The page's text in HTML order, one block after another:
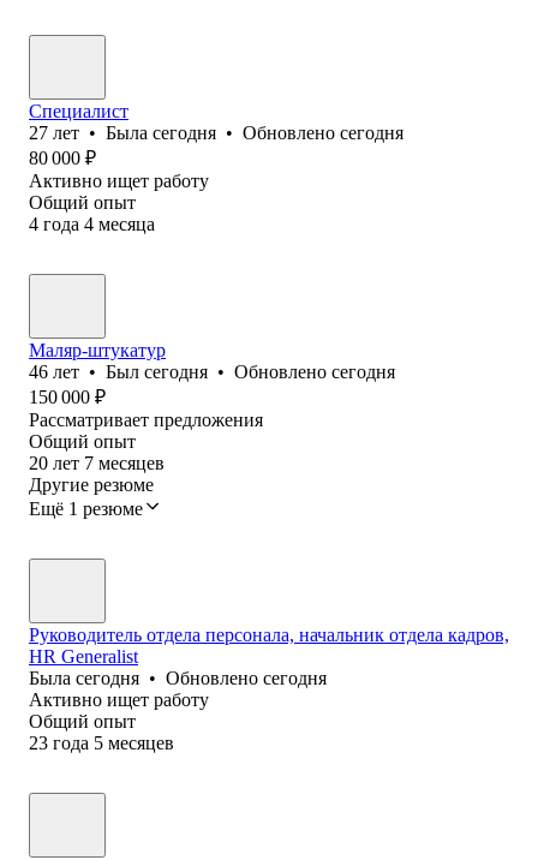
Специалист
27 лет • Была сегодня • Обновлено сегодня
80 000 ₽
Активно ищет работу
Общий опыт
4 года 4 месяца
Маляр-штукатур
46 лет • Был сегодня • Обновлено сегодня
150 000 ₽
Рассматривает предложения
Общий опыт
20 лет 7 месяцев
Другие резюме
Ещё 1 резюме
Руководитель отдела персонала, начальник отдела кадров,
HR Generalist
Была сегодня • Обновлено сегодня
Активно ищет работу
Общий опыт
23 года 5 месяцев